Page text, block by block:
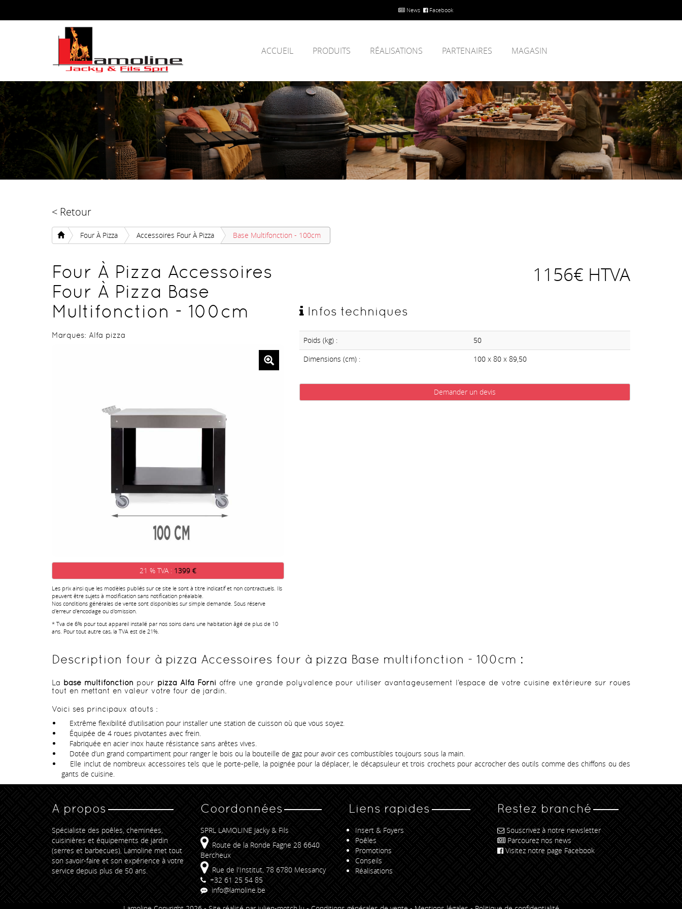
News Facebook
ACCUEIL PRODUITS RÉALISATIONS PARTENAIRES MAGASIN
< Retour
Four À Pizza Accessoires Four À Pizza Base Multifonction - 100cm
Four À Pizza Accessoires
Four À Pizza Base
Multifonction - 100cm
Marques: Alfa pizza
21 % TVA : 1399 €
Les prix ainsi que les modèles publiés sur ce site le sont à titre indicatif et non contractuels. Ils
peuvent être sujets à modification sans notification préalable.
Nos conditions générales de vente sont disponibles sur simple demande. Sous réserve
d'erreur d'encodage ou d'omission.
* Tva de 6% pour tout appareil installé par nos soins dans une habitation âgé de plus de 10
ans. Pour tout autre cas, la TVA est de 21%.
1156€ HTVA
Infos techniques
Poids (kg) :
50
Dimensions (cm) :
100 x 80 x 89,50
Demander un devis
Description four à pizza Accessoires four à pizza Base multifonction - 100cm :
La base multifonction pour pizza Alfa Forni offre une grande polyvalence pour utiliser avantageusement l’espace de votre cuisine extérieure sur roues
tout en mettant en valeur votre four de jardin.
Voici ses principaux atouts :
Extrême flexibilité d’utilisation pour installer une station de cuisson où que vous soyez.
Équipée de 4 roues pivotantes avec frein.
Fabriquée en acier inox haute résistance sans arêtes vives.
Dotée d’un grand compartiment pour ranger le bois ou la bouteille de gaz pour avoir ces combustibles toujours sous la main.
Elle inclut de nombreux accessoires tels que le porte-pelle, la poignée pour la déplacer, le décapsuleur et trois crochets pour accrocher des outils comme des chiffons ou des
gants de cuisine.
A propos
Spécialiste des poêles, cheminées,
cuisinières et équipements de jardin
(serres et barbecues), Lamoline met tout
son savoir-faire et son expérience à votre
service depuis plus de 50 ans.
Coordonnées
SPRL LAMOLINE Jacky & Fils
Route de la Ronde Fagne 28 6640
Bercheux
Rue de l'Institut, 78 6780 Messancy
+32 61 25 54 85
info@lamoline.be
Liens rapides
Insert & Foyers
Poêles
Promotions
Conseils
Réalisations
Restez branché
Souscrivez à notre newsletter
Parcourez nos news
Visitez notre page Facebook